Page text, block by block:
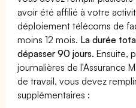
avoir été affilié à votre
déploiement télécoms de
moins 12 mois. La durée
dépasser 90 jours. Ensuite,
journalières de l'Assurance
de travail, vous devez
supplémentaires :